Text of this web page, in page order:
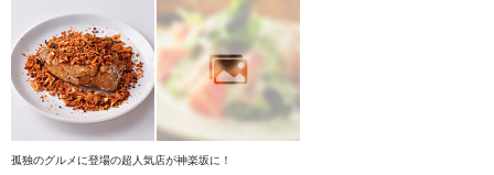
孤独のグルメに登場の超人気店が神楽坂に！